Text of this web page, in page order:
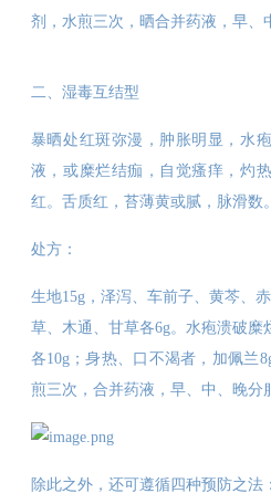
剂，水煎三次，晒合并药液，早、
二、湿毒互结型
暴晒处红斑弥漫，肿胀明显，水
液，或糜烂结痂，自觉瘙痒，灼
红。舌质红，苔薄黄或腻，脉滑数。
处方：
生地15g，泽泻、车前子、黄芩、
草、木通、甘草各6g。水疱溃破
各10g；身热、口不渴者，加佩兰
煎三次，合并药液，早、中、晚分
除此之外，还可遵循四种预防之法：